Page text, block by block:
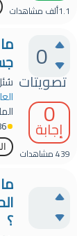
1.1ألف مشاهدات
0
تصويتات
0
إجابة
439مشاهدات
؟